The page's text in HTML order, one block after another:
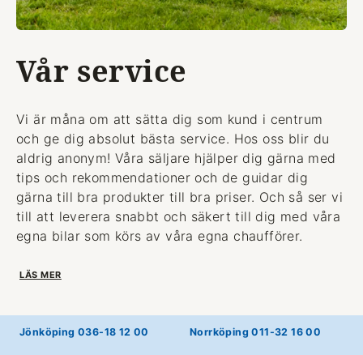
Vår service
Vi är måna om att sätta dig som kund i centrum
och ge dig absolut bästa service. Hos oss blir du
aldrig anonym! Våra säljare hjälper dig gärna med
tips och rekommendationer och de guidar dig
gärna till bra produkter till bra priser. Och så ser vi
till att leverera snabbt och säkert till dig med våra
egna bilar som körs av våra egna chaufförer.
LÄS MER
Jönköping 036-18 12 00 Norrköping 011-32 16 00